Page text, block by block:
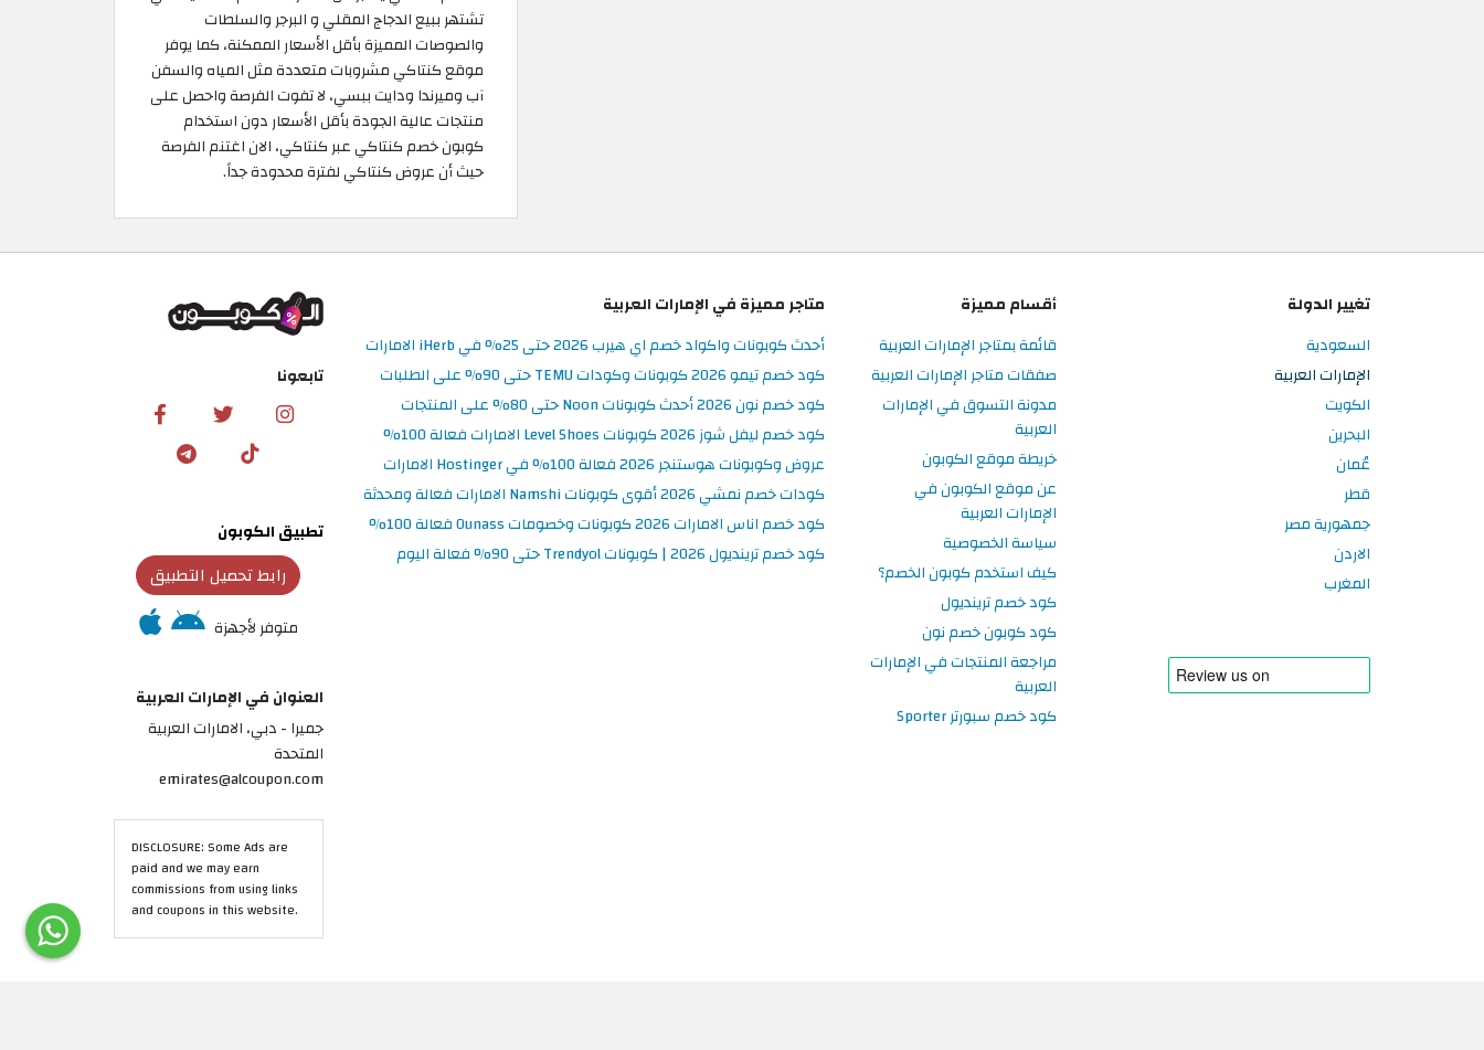
تشتهر ببيع الدجاج المقلي و البرجر والسلطات
والصوصات المميزة بأقل الأسعار الممكنة، كما يوفر
موقع كنتاكي مشروبات متعددة مثل المياه والسفن
آب وميرندا ودايت ببسي، لا تفوت الفرصة واحصل على
منتجات عالية الجودة بأقل الأسعار دون استخدام
كوبون خصم كنتاكي عبر كنتاكي، الان اغتنم الفرصة
حيث أن عروض كنتاكي لفترة محدودة جداً.
تغيير الدولة
السعودية
الإمارات العربية
الكويت
البحرين
عُمان
قطر
جمهورية مصر
الاردن
المغرب
أقسام مميزة
قائمة بمتاجر الإمارات العربية
صفقات متاجر الإمارات العربية
مدونة التسوق في الإمارات
العربية
خريطة موقع الكوبون
عن موقع الكوبون في
الإمارات العربية
سياسة الخصوصية
كيف استخدم كوبون الخصم؟
كود خصم ترينديول
كود كوبون خصم نون
مراجعة المنتجات في الإمارات
العربية
كود خصم سبورتر Sporter
متاجر مميزة في الإمارات العربية
أحدث كوبونات واكواد خصم اي هيرب 2026 حتى 25% في iHerb الامارات
كود خصم تيمو 2026 كوبونات وكودات TEMU حتى 90% على الطلبات
كود خصم نون 2026 أحدث كوبونات Noon حتى 80% على المنتجات
كود خصم ليفل شوز 2026 كوبونات Level Shoes الامارات فعالة 100%
عروض وكوبونات هوستنجر 2026 فعالة 100% في Hostinger الامارات
كودات خصم نمشي 2026 أقوى كوبونات Namshi الامارات فعالة ومحدثة
كود خصم اناس الامارات 2026 كوبونات وخصومات Ounass فعالة 100%
كود خصم ترينديول 2026 | كوبونات Trendyol حتى 90% فعالة اليوم
تابعونا
تطبيق الكوبون
رابط تحميل التطبيق
متوفر لأجهزة
العنوان في الإمارات العربية
جميرا - دبي، الامارات العربية
المتحدة
emirates@alcoupon.com
DISCLOSURE: Some Ads are
paid and we may earn
commissions from using links
and coupons in this website.